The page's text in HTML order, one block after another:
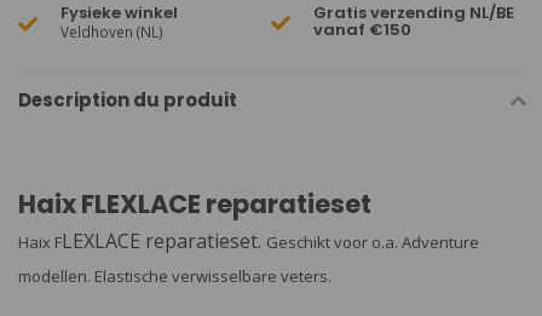
Fysieke winkel
Veldhoven (NL)
Gratis verzending NL/BE
vanaf €150
Description du produit
Haix FLEXLACE reparatieset
Haix FLEXLACE reparatieset. Geschikt voor o.a. Adventure
modellen. Elastische verwisselbare veters.